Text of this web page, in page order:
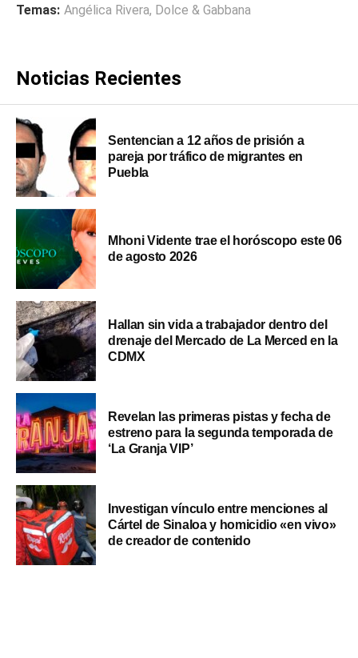
Temas: Angélica Rivera, Dolce & Gabbana
Noticias Recientes
Sentencian a 12 años de prisión a
pareja por tráfico de migrantes en
Puebla
Mhoni Vidente trae el horóscopo este 06
de agosto 2026
Hallan sin vida a trabajador dentro del
drenaje del Mercado de La Merced en la
CDMX
Revelan las primeras pistas y fecha de
estreno para la segunda temporada de
‘La Granja VIP’
Investigan vínculo entre menciones al
Cártel de Sinaloa y homicidio «en vivo»
de creador de contenido